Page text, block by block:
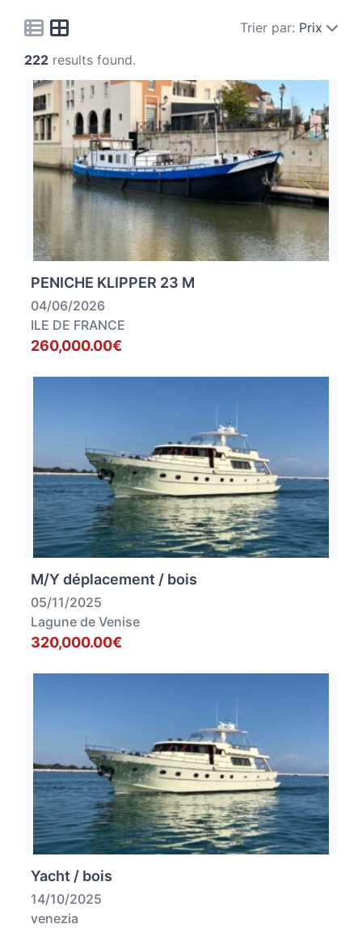
Trier par: Prix
222 results found.
PENICHE KLIPPER 23 M
04/06/2026
ILE DE FRANCE
260,000.00€
M/Y déplacement / bois
05/11/2025
Lagune de Venise
320,000.00€
Yacht / bois
14/10/2025
venezia